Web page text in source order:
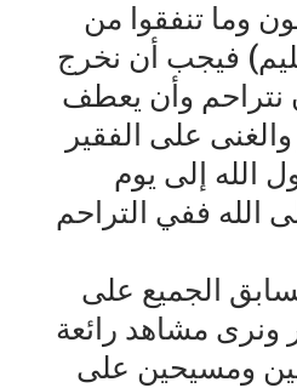
وما تنفقوا من
فيجب أن نخرج
نتراحم وأن يعطف
على الفقير
الله إلى يوم
الله ففي التراحم
الجميع على
ونرى مشاهد رائعة
ومسيحين على